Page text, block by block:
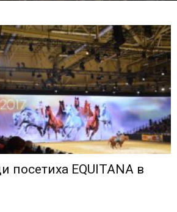
посетиха EQUITANA в